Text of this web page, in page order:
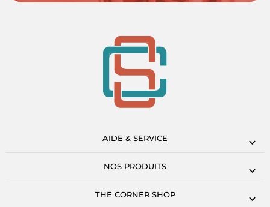
AIDE & SERVICE
NOS PRODUITS
THE CORNER SHOP